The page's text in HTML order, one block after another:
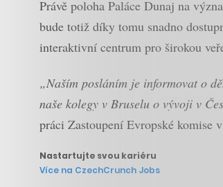
Právě poloha Paláce Dunaj na
bude totiž díky tomu snadno
interaktivní centrum pro širokou
„Naším posláním je informovat o
naše kolegy v Bruselu o vývoji v
práci Zastoupení Evropské komise
Nastartujte svou kariéru
Více na CzechCrunch Jobs